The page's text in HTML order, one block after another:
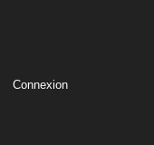
Connexion